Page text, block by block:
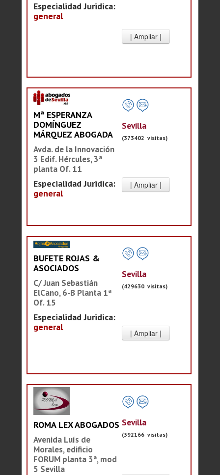
Especialidad Juridica:
general
Mª ESPERANZA
DOMÍNGUEZ
MÁRQUEZ ABOGADA
Avda. de la Innovación
3 Edif. Hércules, 3ª
planta Of. 11
Especialidad Juridica:
general
Sevilla
(373402 visitas)
BUFETE ROJAS &
ASOCIADOS
C/ Juan Sebastián
ElCano, 6-B Planta 1ª
Of. 15
Especialidad Juridica:
general
Sevilla
(429630 visitas)
ROMA LEX ABOGADOS
Avenida Luís de
Morales, edificio
FORUM planta 3ª, mod
5 Sevilla
Sevilla
(392166 visitas)